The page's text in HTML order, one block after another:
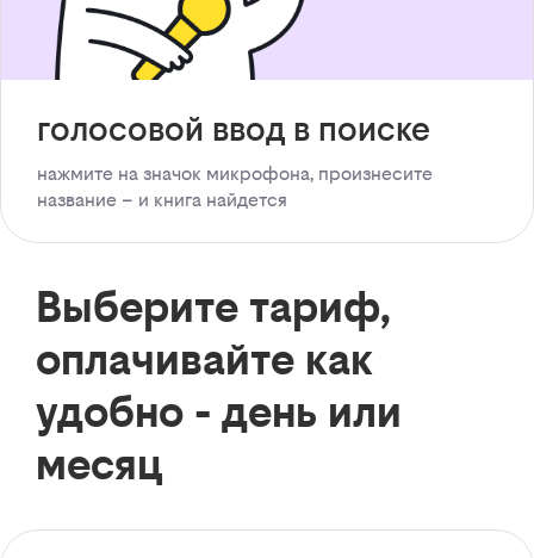
голосовой ввод в поиске
нажмите на значок микрофона, произнесите
название – и книга найдется
Выберите тариф,
оплачивайте как
удобно - день или
месяц